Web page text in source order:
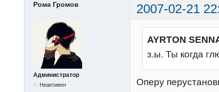
Рома Громов 2007-02-21
Администратор
Неактивен
AYRTON
з.ы. Ты когда
Оперу